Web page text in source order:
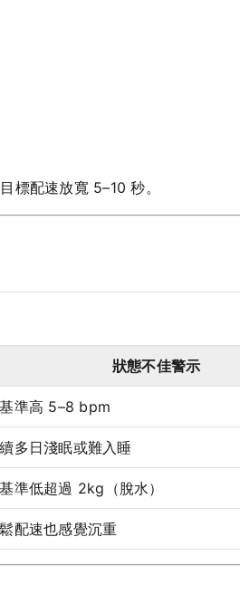
標配速放寬 5–10 秒。
狀態不佳警示
準高 5–8 bpm
多日淺眠或難入睡
準低超過 2kg（脫水）
配速也感覺沉重